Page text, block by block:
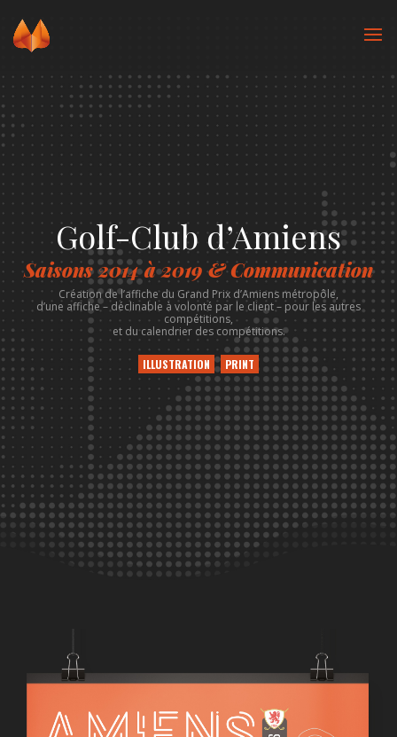
Golf-Club d’Amiens
Saisons 2014 à 2019 & Communication
Création de l’affiche du Grand Prix d’Amiens métropôle,
d’une affiche – déclinable à volonté par le client – pour les autres
compétitions,
et du calendrier des compétitions.
ILLUSTRATION PRINT